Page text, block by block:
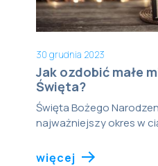
30 grudnia 2023
Jak ozdobić małe
Święta?
Święta Bożego
najważniejszy okres w
więcej